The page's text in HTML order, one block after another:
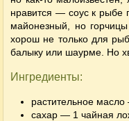
нравится — соус к рыбе
майонезный, но
хорош не только для
балыку или шаурме. Но
Ингредиенты:
растительное
сахар — 1 чайная